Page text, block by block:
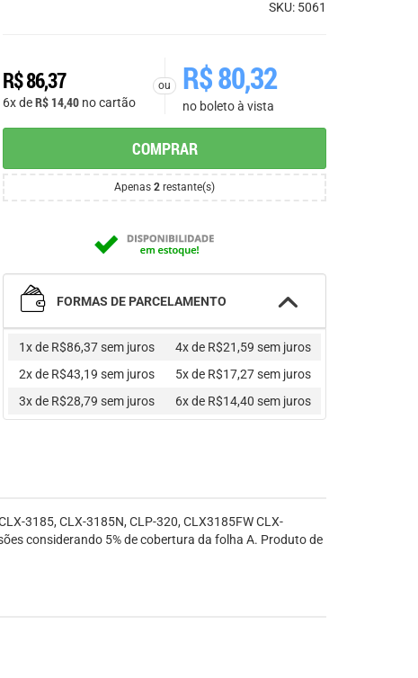
SKU: 5061
R$86,37
6x deR$ 14,40 no cartão
ou R$80,32
no boleto à vista
COMPRAR
Apenas 2 restante(s)
FORMAS DE PARCELAMENTO
1x de R$86,37sem juros
2x de R$43,19 sem juros
3x de R$28,79 sem juros
4x de R$21,59 sem juros
5x de R$17,27sem juros
6x de R$14,40 sem juros
3185, CLX-3185N, CLP-320, CLX3185FW CLX-
considerando 5% de cobertura da folha A. Produto de